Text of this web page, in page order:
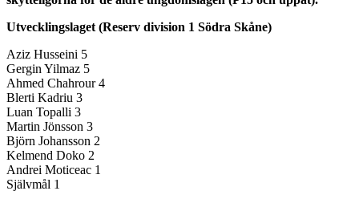
Utvecklingslaget (Reserv division 1 Södra Skåne)
Aziz Husseini 5
Gergin Yilmaz 5
Ahmed Chahrour 4
Blerti Kadriu 3
Luan Topalli 3
Martin Jönsson 3
Björn Johansson 2
Kelmend Doko 2
Andrei Moticeac 1
Självmål 1